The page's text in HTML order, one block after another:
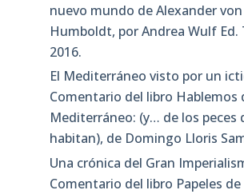
nuevo mundo de Alexander von
Humboldt, por Andrea Wulf Ed.
2016.
El Mediterráneo visto por un
Comentario del libro Hablemos
Mediterráneo: (y… de los peces
habitan), de Domingo Lloris
Una crónica del Gran
Comentario del libro Papeles